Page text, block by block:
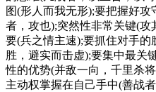
图(形人而我无形);要把握好
者，攻也);突然性非常关键(
要(兵之情主速);要抓住对手的
胜，避实而击虚);要集中最关
性的优势(并敌一向，千里杀
主动权掌握在自己手中(善战